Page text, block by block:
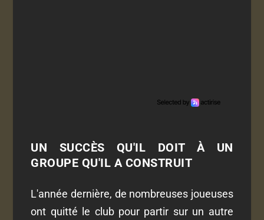
UN SUCCÈS QU'IL DOIT À UN
GROUPE QU'IL A CONSTRUIT
L'année dernière, de nombreuses joueuses
ont quitté le club pour partir sur un autre